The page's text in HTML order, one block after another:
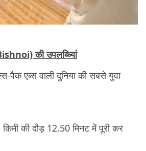
की उपलब्ध्यिां
पैक एब्स वाली दुनिया की सबसे युवा
की दौड़ 12.50 मिनट में पूरी कर